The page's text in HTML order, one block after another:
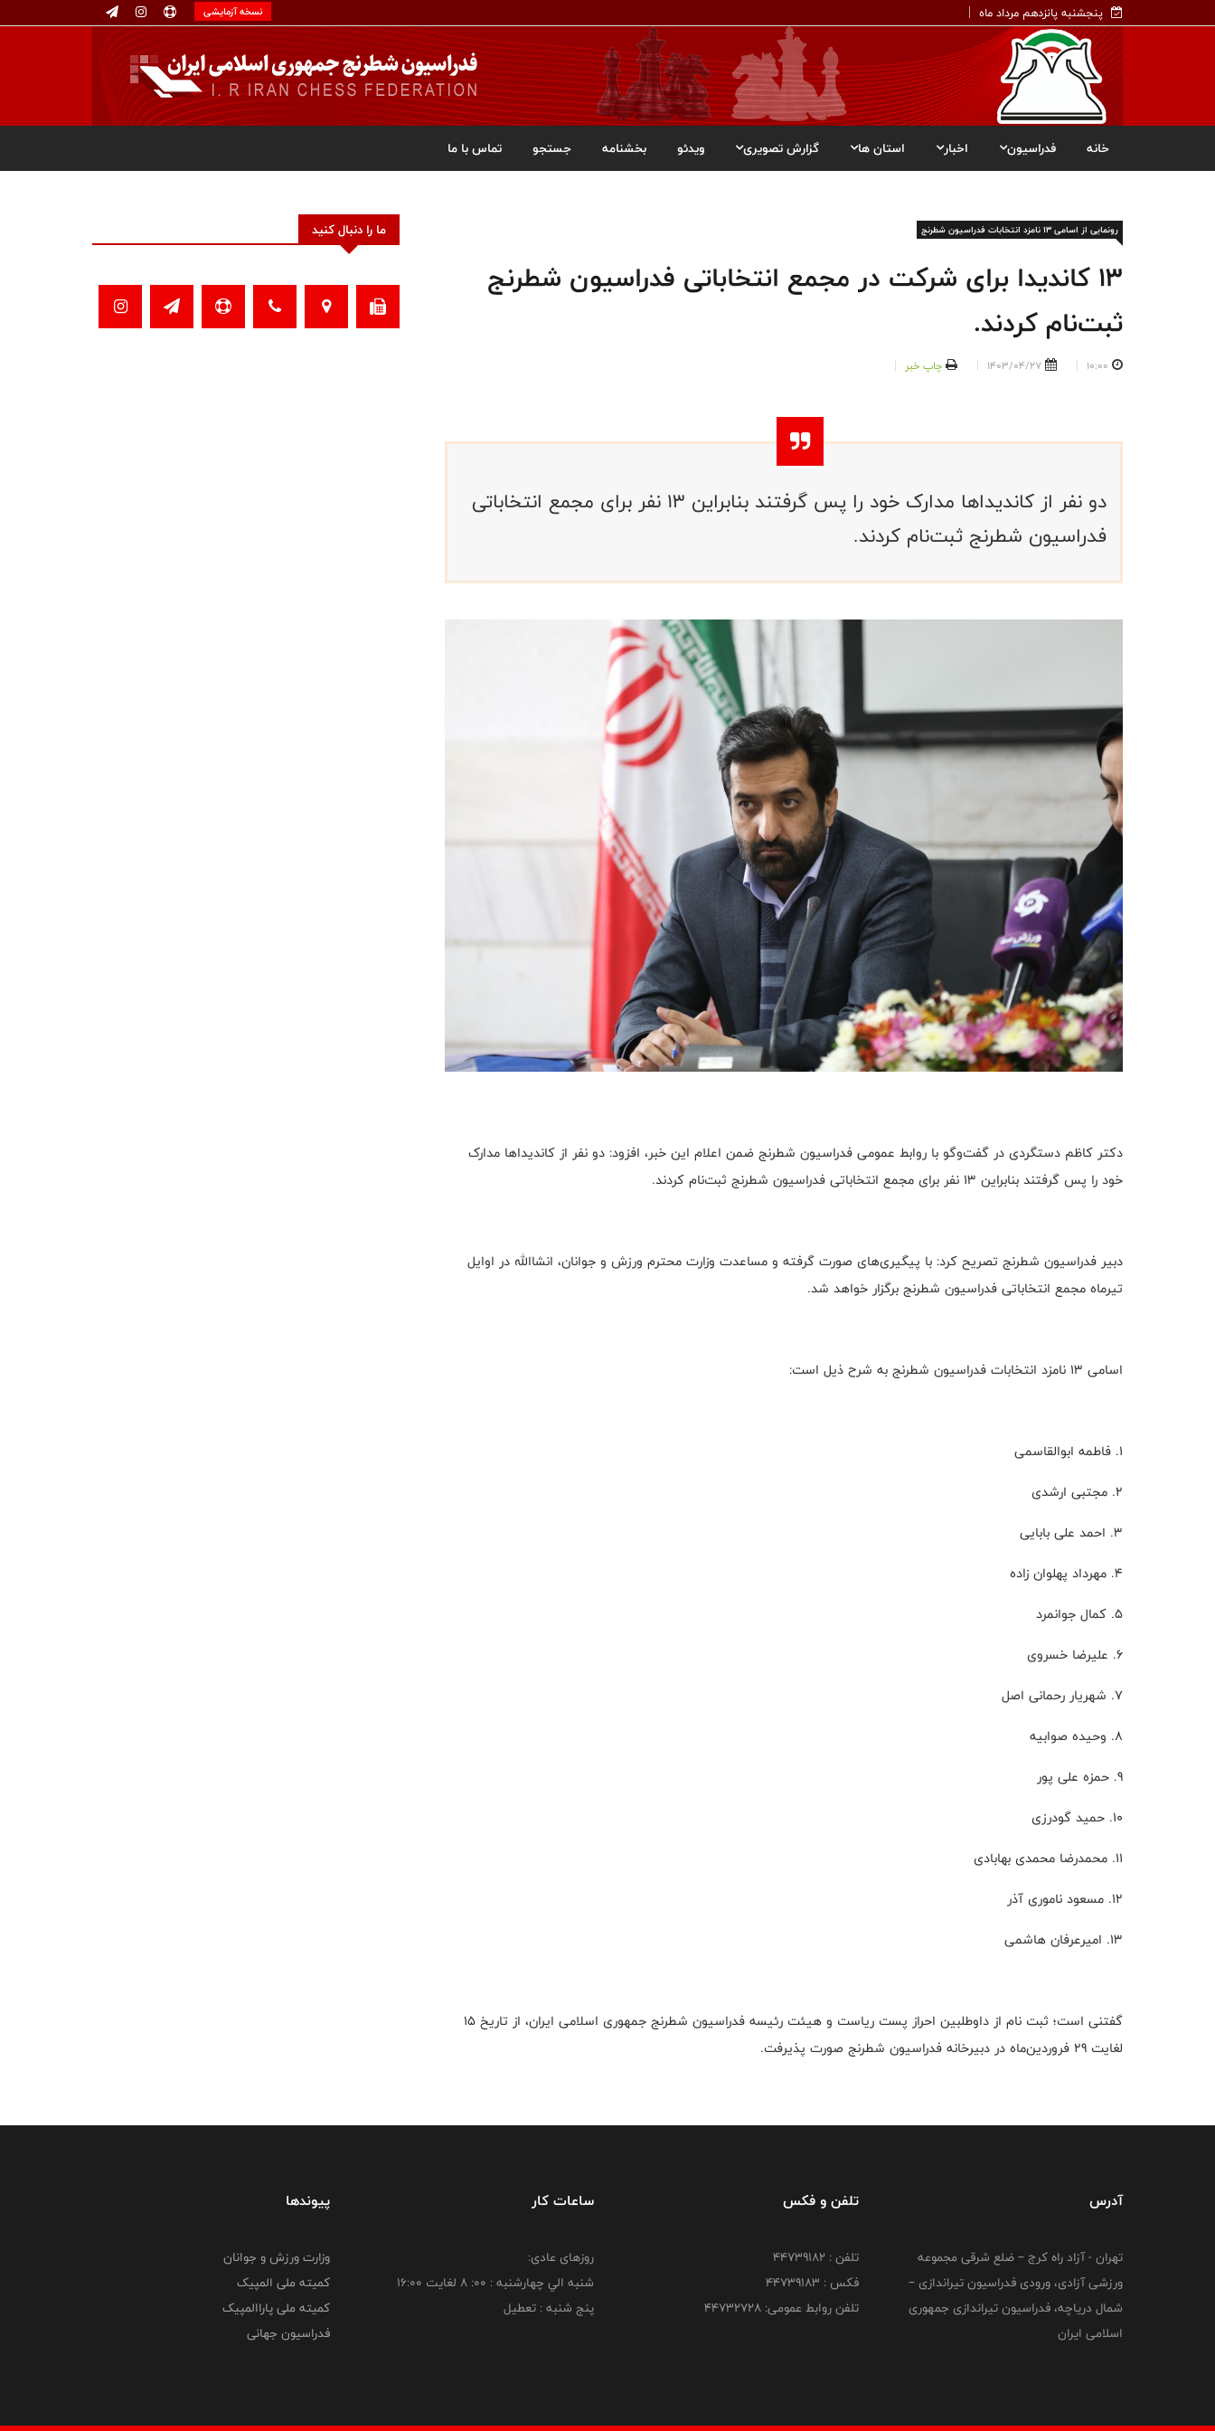
پنجشنبه پانزدهم مرداد ماه نسخه آزمایشی
خانه فدراسیون اخبار استان ها گزارش تصویری ویدئو بخشنامه جستجو تماس با ما
رونمایی از اسامی 13 نامزد انتخابات فدراسیون شطرنج
13 کاندیدا برای شرکت در مجمع انتخاباتی فدراسیون شطرنج
ثبت‌نام کردند.
10:00
1403/04/27 چاپ خبر
دو نفر از کاندیداها مدارک خود را پس گرفتند بنابراین 13 نفر برای مجمع انتخاباتی
فدراسیون شطرنج ثبت‌نام کردند.
دکتر کاظم دستگردی در گفت‌وگو با روابط عمومی فدراسیون شطرنج ضمن اعلام این خبر، افزود: دو نفر از کاندیداها مدارک
خود را پس گرفتند بنابراین 13 نفر برای مجمع انتخاباتی فدراسیون شطرنج ثبت‌نام کردند.
دبیر فدراسیون شطرنج تصریح کرد: با پیگیری‌های صورت گرفته و مساعدت وزارت محترم ورزش و جوانان، انشاالله در اوایل
تیرماه مجمع انتخاباتی فدراسیون شطرنج برگزار خواهد شد.
اسامی 13 نامزد انتخابات فدراسیون شطرنج به شرح ذیل است:
1. فاطمه ابوالقاسمی
2. مجتبی ارشدی
3. احمد علی بابایی
4. مهرداد پهلوان زاده
5. کمال جوانمرد
6. علیرضا خسروی
7. شهریار رحمانی اصل
8. وحیده صوابیه
9. حمزه علی پور
10. حمید گودرزی
11. محمدرضا محمدی بهابادی
12. مسعود ناموری آذر
13. امیرعرفان هاشمی
گفتنی است؛ ثبت نام از داوطلبین احراز پست ریاست و هیئت رئیسه فدراسیون شطرنج جمهوری اسلامی ایران، از تاریخ 15
لغایت 29 فروردین‌ماه در دبیرخانه فدراسیون شطرنج صورت پذیرفت.
ما را دنبال کنید
آدرس
تهران - آزاد راه کرج – ضلع شرقی مجموعه
ورزشی آزادی، ورودی فدراسیون تیراندازی –
شمال دریاچه، فدراسیون تیراندازی جمهوری
اسلامی ایران
تلفن و فکس
تلفن : ۴۴۷۳۹۱۸۲
فکس : ۴۴۷۳۹۱۸3
تلفن روابط عمومی: ۴۴۷۳۲۷۲۸
ساعات کار
روزهای عادی:
شنبه الي چهارشنبه : 00: 8 لغايت 16:00
پنج شنبه : تعطیل
پیوندها
وزارت ورزش و جوانان
کمیته ملی المپیک
کمیته ملی پاراالمپیک
فدراسیون جهانی